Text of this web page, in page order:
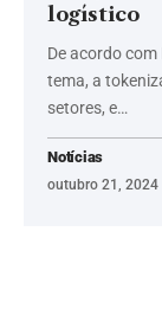
logístico
De acordo
tema, a
setores, e…
Notícias
outubro 21, 2024